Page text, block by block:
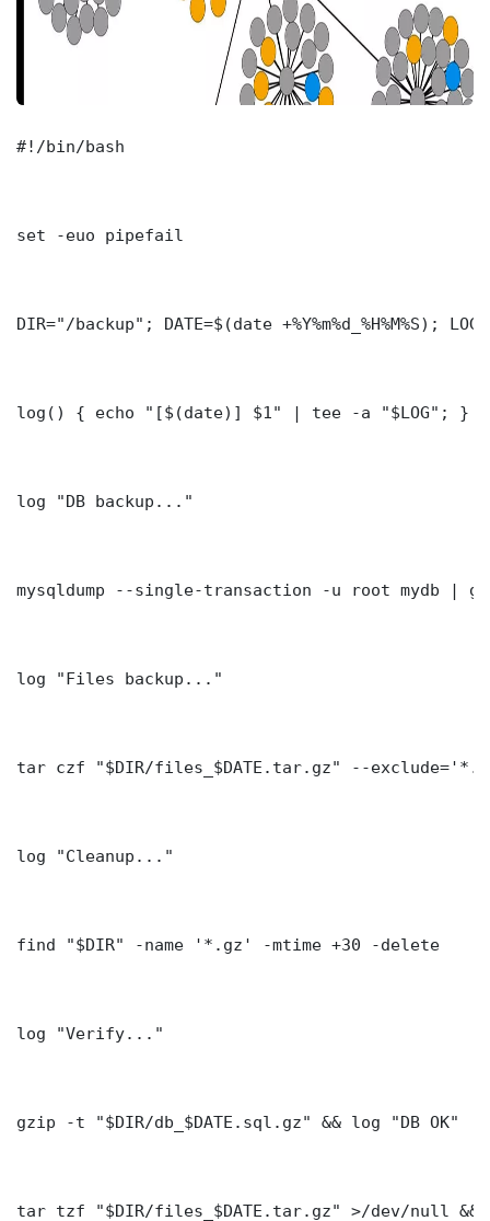
#!/bin/bash
set -euo pipefail
DIR="/backup"; DATE=$(date +%Y%m%d_%H%M%S);
log() { echo "[$(date)] $1" | tee -a "$LOG"; }
log "DB backup..."
mysqldump --single-transaction -u root mydb |
log "Files backup..."
tar czf "$DIR/files_$DATE.tar.gz" --
log "Cleanup..."
find "$DIR" -name '*.gz' -mtime +30 -delete
log "Verify..."
gzip -t "$DIR/db_$DATE.sql.gz" && log "DB OK"
tar tzf "$DIR/files_$DATE.tar.gz" >/dev/null &&